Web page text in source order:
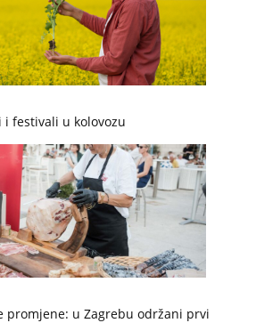
i festivali u kolovozu
promjene: u Zagrebu održani prvi